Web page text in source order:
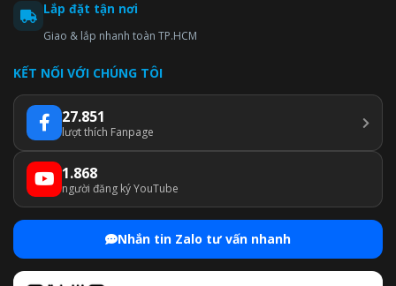
Lắp đặt tận nơi
Giao & lắp nhanh toàn TP.HCM
KẾT NỐI VỚI CHÚNG TÔI
27.851
lượt thích Fanpage
1.868
người đăng ký YouTube
Nhắn tin Zalo tư vấn nhanh